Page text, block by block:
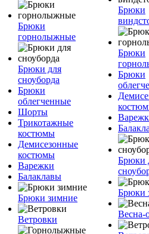
Брюки
горнолыжные
Брюки для
сноуборда
Брюки
облегченные
Шорты
Трикотажные
костюмы
Демисезонные
костюмы
Варежки
Балаклавы
Брюки зимние
Ветровки
Брюки
Брюки
Брюки
Брюки
Брюки
Весна-